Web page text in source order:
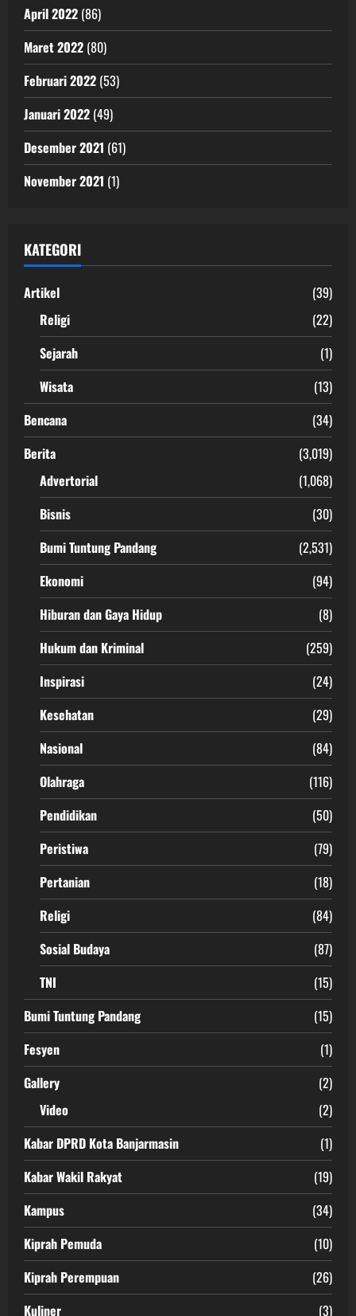
April 2022 (86)
Maret 2022 (80)
Februari 2022 (53)
Januari 2022 (49)
Desember 2021 (61)
November 2021 (1)
KATEGORI
Artikel
(39)
Religi
(22)
Sejarah
(1)
Wisata
(13)
Bencana
(34)
Berita
(3,019)
Advertorial
(1,068)
Bisnis
(30)
Bumi Tuntung Pandang
(2,531)
Ekonomi
(94)
Hiburan dan Gaya Hidup
(8)
Hukum dan Kriminal
(259)
Inspirasi
(24)
Kesehatan
(29)
Nasional
(84)
Olahraga
(116)
Pendidikan
(50)
Peristiwa
(79)
Pertanian
(18)
Religi
(84)
Sosial Budaya
(87)
TNI
(15)
Bumi Tuntung Pandang
(15)
Fesyen
(1)
Gallery
(2)
Video
(2)
Kabar DPRD Kota Banjarmasin
(1)
Kabar Wakil Rakyat
(19)
Kampus
(34)
Kiprah Pemuda
(10)
Kiprah Perempuan
(26)
Kuliner
(3)